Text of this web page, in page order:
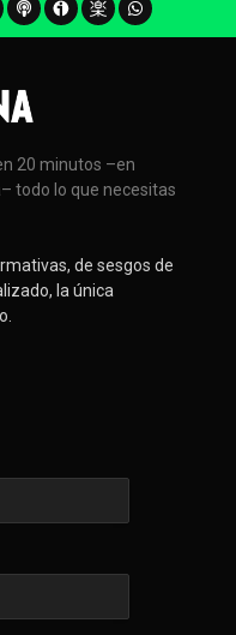
20 minutos –en
todo lo que necesitas
de sesgos de
la única